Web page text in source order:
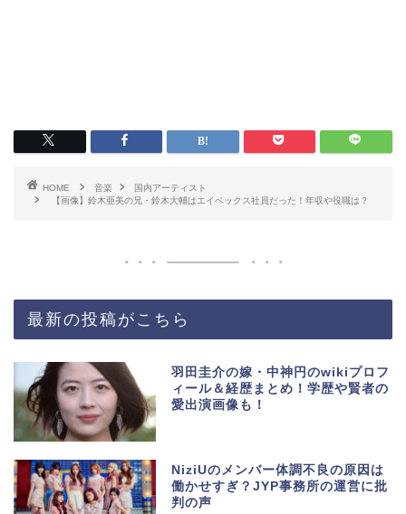
HOME 音楽
国内アーティスト
【画像】鈴木亜美の兄・鈴木大輔はエイベックス社員だった！年収や役職は？
最新の投稿がこちら
羽田圭介の嫁・中神円のwikiプロフ
ィール＆経歴まとめ！学歴や賢者の
愛出演画像も！
NiziUのメンバー体調不良の原因は
働かせすぎ？JYP事務所の運営に批
判の声